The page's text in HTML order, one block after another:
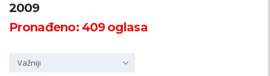
Županija
2009
Pronađeno:409oglasa
Važniji